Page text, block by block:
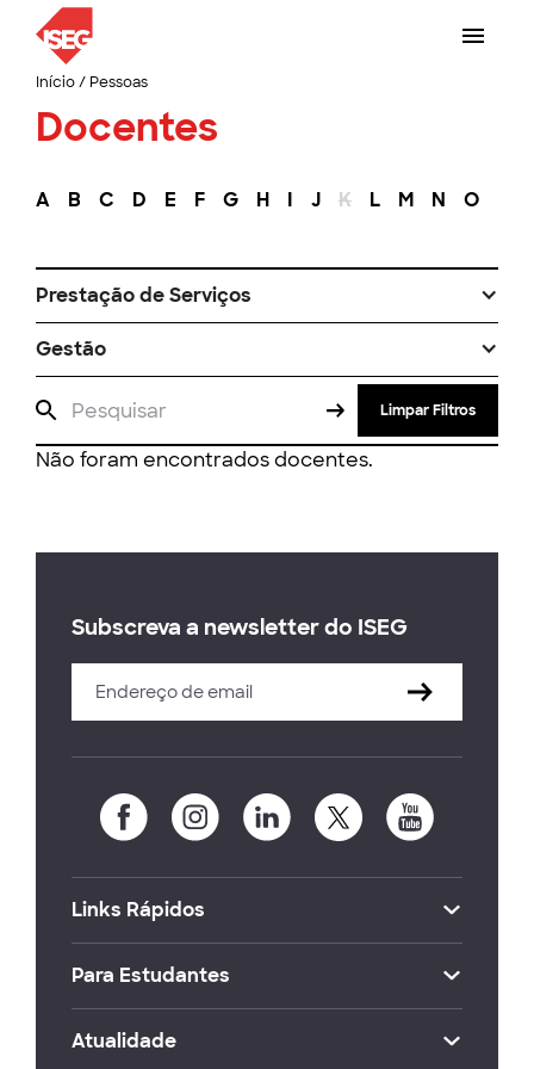
Início/ Pessoas
Docentes
A B C D E F G H I J K L M N O
Prestação de Serviços
Gestão
Limpar Filtros
Não foram encontrados docentes.
Subscreva a newsletter do ISEG
Links Rápidos
Para Estudantes
Atualidade